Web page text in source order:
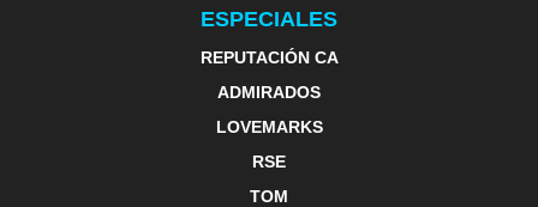
ESPECIALES
REPUTACIÓN CA
ADMIRADOS
LOVEMARKS
RSE
TOM